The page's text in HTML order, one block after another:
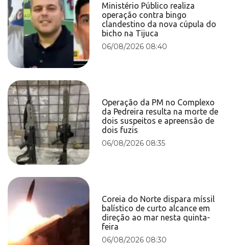
Ministério Público realiza
operação contra bingo
clandestino da nova cúpula do
bicho na Tijuca
06/08/2026 08:40
Operação da PM no Complexo
da Pedreira resulta na morte de
dois suspeitos e apreensão de
dois fuzis
06/08/2026 08:35
Coreia do Norte dispara míssil
balístico de curto alcance em
direção ao mar nesta quinta-
feira
06/08/2026 08:30